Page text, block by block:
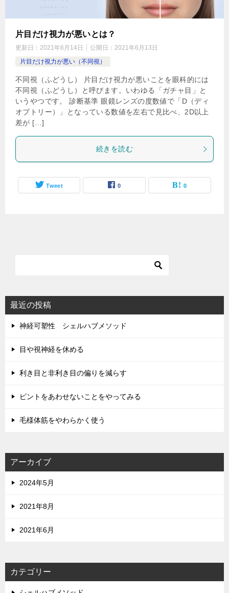
片目だけ視力が悪いとは？
更新日： 2021年6月14日 公開日： 2021年6月13日
片目だけ視力が悪い（不同視）
不同視（ふどうし） 片目だけ視力が悪いことを眼科的には
不同視（ふどうし）と呼びます。いわゆる「ガチャ目」と
いうやつです。 診断基準 眼鏡レンズの度数値で「D（ディ
オプトリー）」となっている数値を左右で見比べ、2D以上
差が […]
続きを読む
Tweet 0 0
最近の投稿
神経可塑性 シェルハブメソッド
目や視神経を休める
利き目と非利き目の偏りを減らす
ピントをあわせないことをやってみる
毛様体筋をやわらかく使う
アーカイブ
2024年5月
2021年8月
2021年6月
カテゴリー